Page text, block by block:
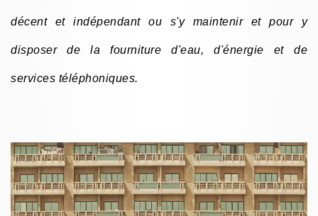
décent et indépendant ou s'y maintenir et pour y
disposer de la fourniture d'eau, d'énergie et de
services téléphoniques.